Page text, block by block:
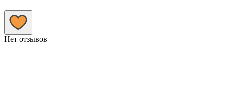
Нет отзывов